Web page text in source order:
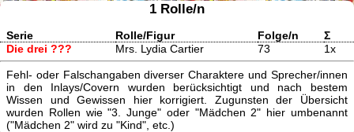
1 Rolle/n
Serie Rolle/Figur Folge/n
Σ
Die drei ???
Mrs. Lydia Cartier 73 1x
Fehl- oder Falschangaben diverser Charaktere und Sprecher/innen
in den Inlays/Covern wurden berücksichtigt und nach bestem
Wissen und Gewissen hier korrigiert. Zugunsten der Übersicht
wurden Rollen wie "3. Junge" oder "Mädchen 2" hier umbenannt
("Mädchen 2" wird zu "Kind", etc.)